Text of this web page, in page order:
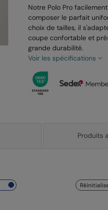
Notre Polo Pro
composer le parfait
choix de tailles, il
coupe confortable et
grande durabilité.
Voir les spécifications
Produits